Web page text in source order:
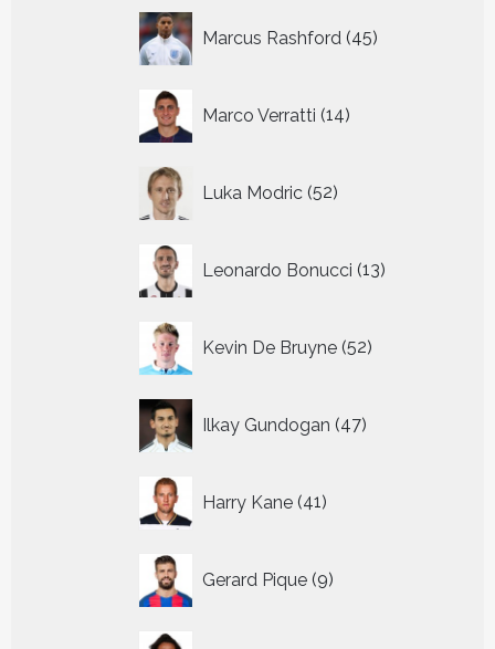
Marcus Rashford 45
producten
Marco Verratti 14
producten
Luka Modric 52
producten
Leonardo Bonucci 13
producten
Kevin De Bruyne 52
producten
Ilkay Gundogan 47
producten
Harry Kane 41
producten
Gerard Pique 9
producten